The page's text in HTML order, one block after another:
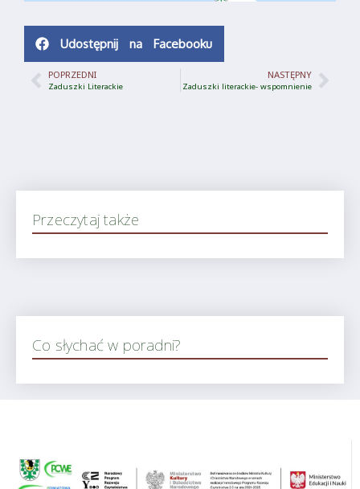
Udostępnij na Facebooku
POPRZEDNI
Zaduszki Literackie
NASTĘPNY
Zaduszki literackie- wspomnienie
Przeczytaj także
Co słychać w poradni?